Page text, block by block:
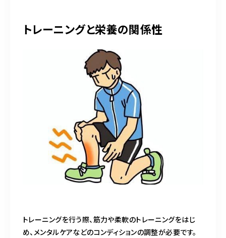
トレーニングと栄養の関係性
トレーニングを行う際、筋力や柔軟のトレーニングをはじ
め、メンタルケアなどのコンディションの調整が必要です。